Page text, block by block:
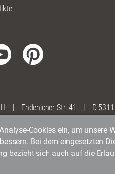
| Endenicher Str. 41 | D-
Cookies ein, um unsere
Bei dem eingesetzten
bezieht sich auch auf die